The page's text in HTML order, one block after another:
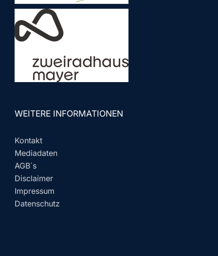
WEITERE INFORMATIONEN
Kontakt
Mediadaten
AGB´s
Disclaimer
Impressum
Datenschutz